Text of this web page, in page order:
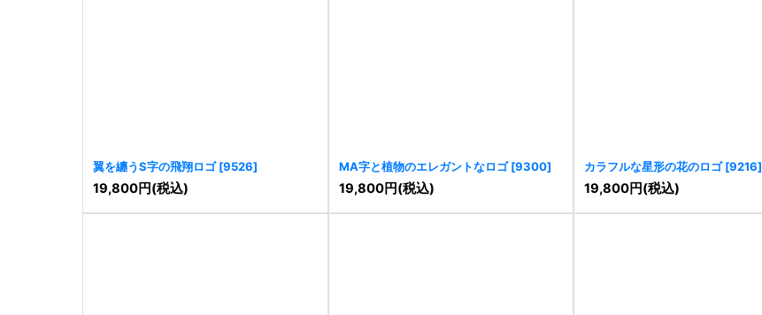
翼を纏うS字の飛翔ロゴ [9526]
19,800円(税込)
MA字と植物のエレガントなロゴ [9300]
19,800円(税込)
カラフルな星形の花のロゴ [9216]
19,800円(税込)